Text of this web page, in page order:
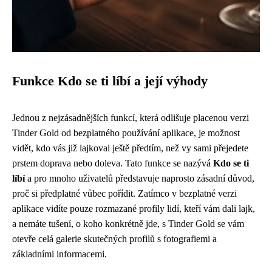
Funkce Kdo se ti líbí a její výhody
Jednou z nejzásadnějších funkcí, která odlišuje placenou verzi
Tinder Gold od bezplatného používání aplikace, je možnost
vidět, kdo vás již lajkoval ještě předtím, než vy sami přejedete
prstem doprava nebo doleva. Tato funkce se nazývá Kdo se ti
líbía pro mnoho uživatelů představuje naprosto zásadní důvod,
proč si předplatné vůbec pořídit. Zatímco v bezplatné verzi
aplikace vidíte pouze rozmazané profily lidí, kteří vám dali lajk,
a nemáte tušení, o koho konkrétně jde, s Tinder Gold se vám
otevře celá galerie skutečných profilů s fotografiemi a
základními informacemi.